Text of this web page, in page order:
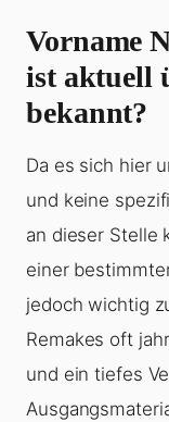
Vorname
ist aktuell
bekannt?
Da es sich hier
und keine
an dieser Stelle
einer
jedoch wichtig
Remakes oft
und ein tiefes